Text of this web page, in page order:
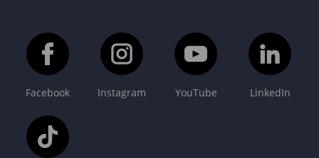
Facebook Instagram YouTube LinkedIn